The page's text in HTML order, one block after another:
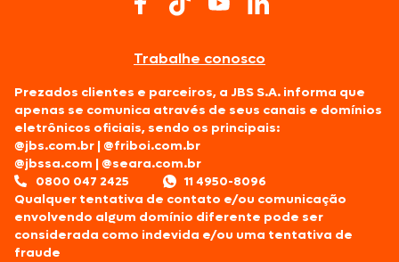
Trabalhe conosco
Prezados clientes e parceiros, a JBS S.A. informa que
apenas se comunica através de seus canais e domínios
eletrônicos oficiais, sendo os principais:
@jbs.com.br |@friboi.com.br
@jbssa.com |@seara.com.br
0800 047 2425
11 4950-8096
Qualquer tentativa de contato e/ou comunicação
envolvendo algum domínio diferente pode ser
considerada como indevida e/ou uma tentativa de
fraude